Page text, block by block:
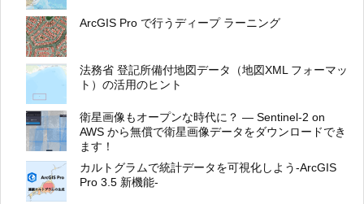
ArcGIS Pro で行うディープ ラーニング
法務省 登記所備付地図データ（地図XML フォーマッ
ト）の活用のヒント
衛星画像もオープンな時代に？ ― Sentinel-2 on
AWS から無償で衛星画像データをダウンロードでき
ます！
カルトグラムで統計データを可視化しよう-ArcGIS
Pro 3.5 新機能-